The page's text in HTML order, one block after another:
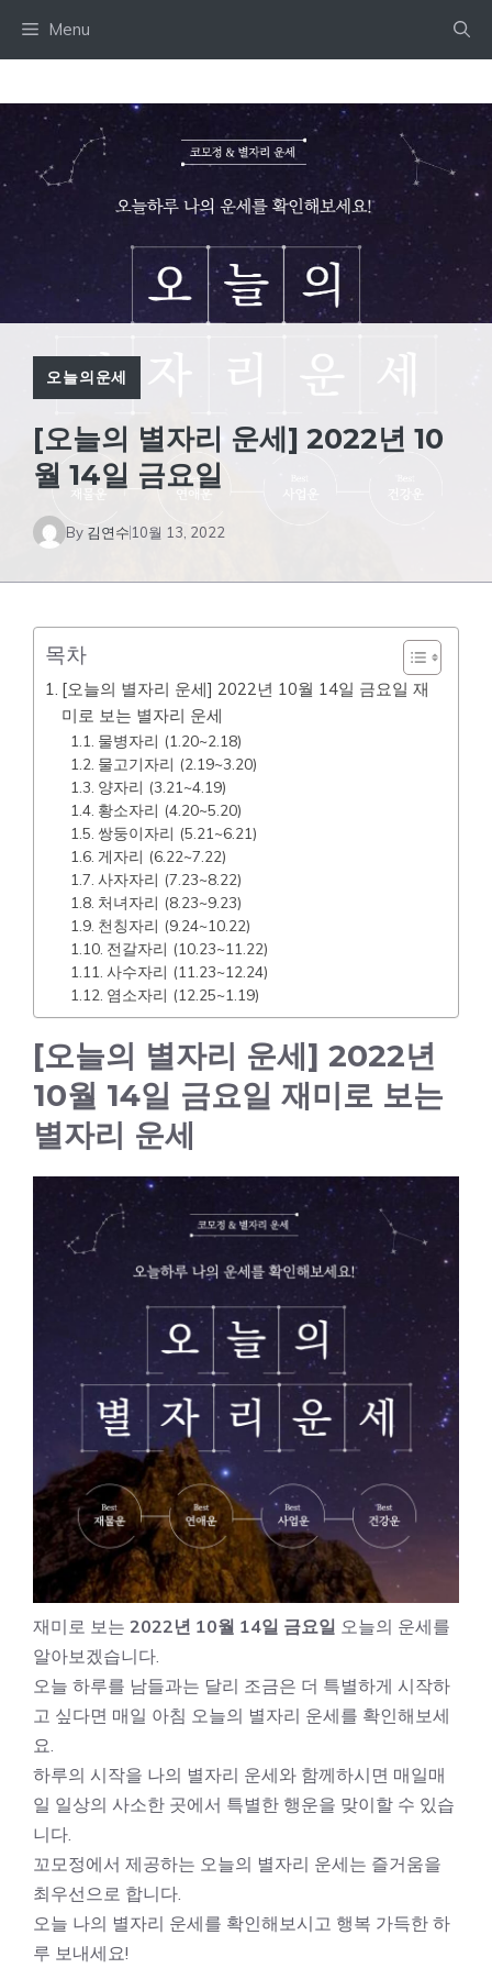
Menu
오늘의운세
[오늘의 별자리 운세] 2022년 10
월 14일 금요일
By 김연수 10월 13, 2022
목차
[오늘의 별자리 운세] 2022년 10월 14일 금요일 재
미로 보는 별자리 운세
물병자리 (1.20~2.18)
물고기자리 (2.19~3.20)
양자리 (3.21~4.19)
황소자리 (4.20~5.20)
쌍둥이자리 (5.21~6.21)
게자리 (6.22~7.22)
사자자리 (7.23~8.22)
처녀자리 (8.23~9.23)
천칭자리 (9.24~10.22)
전갈자리 (10.23~11.22)
사수자리 (11.23~12.24)
염소자리 (12.25~1.19)
[오늘의 별자리 운세] 2022년
10월 14일 금요일 재미로 보는
별자리 운세
재미로 보는 2022년 10월 14일 금요일 오늘의 운세를
알아보겠습니다.
오늘 하루를 남들과는 달리 조금은 더 특별하게 시작하
고 싶다면 매일 아침 오늘의 별자리 운세를 확인해보세
요.
하루의 시작을 나의 별자리 운세와 함께하시면 매일매
일 일상의 사소한 곳에서 특별한 행운을 맞이할 수 있습
니다.
꼬모정에서 제공하는 오늘의 별자리 운세는 즐거움을
최우선으로 합니다.
오늘 나의 별자리 운세를 확인해보시고 행복 가득한 하
루 보내세요!